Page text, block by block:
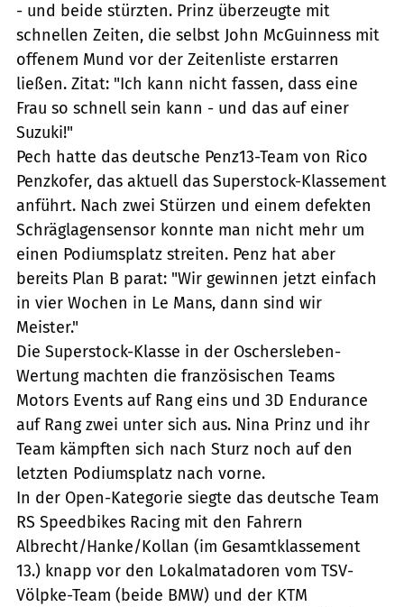
- und beide stürzten. Prinz überzeugte mit
schnellen Zeiten, die selbst John McGuinness mit
offenem Mund vor der Zeitenliste erstarren
ließen. Zitat: "Ich kann nicht fassen, dass eine
Frau so schnell sein kann - und das auf einer
Suzuki!"
Pech hatte das deutsche Penz13-Team von Rico
Penzkofer, das aktuell das Superstock-Klassement
anführt. Nach zwei Stürzen und einem defekten
Schräglagensensor konnte man nicht mehr um
einen Podiumsplatz streiten. Penz hat aber
bereits Plan B parat: "Wir gewinnen jetzt einfach
in vier Wochen in Le Mans, dann sind wir
Meister."
Die Superstock-Klasse in der Oschersleben-
Wertung machten die französischen Teams
Motors Events auf Rang eins und 3D Endurance
auf Rang zwei unter sich aus. Nina Prinz und ihr
Team kämpften sich nach Sturz noch auf den
letzten Podiumsplatz nach vorne.
In der Open-Kategorie siegte das deutsche Team
RS Speedbikes Racing mit den Fahrern
Albrecht/Hanke/Kollan (im Gesamtklassement
13.) knapp vor den Lokalmatadoren vom TSV-
Völpke-Team (beide BMW) und der KTM